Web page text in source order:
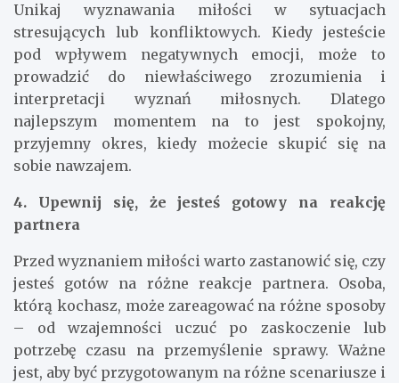
Unikaj wyznawania miłości w sytuacjach
stresujących lub konfliktowych. Kiedy jesteście
pod wpływem negatywnych emocji, może to
prowadzić do niewłaściwego zrozumienia i
interpretacji wyznań miłosnych. Dlatego
najlepszym momentem na to jest spokojny,
przyjemny okres, kiedy możecie skupić się na
sobie nawzajem.
4. Upewnij się, że jesteś gotowy na reakcję
partnera
Przed wyznaniem miłości warto zastanowić się, czy
jesteś gotów na różne reakcje partnera. Osoba,
którą kochasz, może zareagować na różne sposoby
– od wzajemności uczuć po zaskoczenie lub
potrzebę czasu na przemyślenie sprawy. Ważne
jest, aby być przygotowanym na różne scenariusze i